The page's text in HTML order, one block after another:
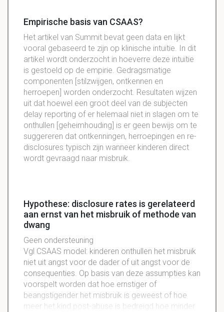
Empirische basis van CSAAS?
Het artikel van Summit bevat geen data en lijkt
vooral gebaseerd te zijn op klinische intuïtie. In dit
artikel wordt onderzocht in hoeverre deze intuïtie
is gestoeld op de empirie. Gedragsmatige
componenten [stilzwijgen, ontkennen en
herroepen] worden onderzocht. Resultaten wijzen
uit dat hoewel een groot deel van de subjecten
delay reporting of er helemaal niet in slagen om te
onthullen [geheimhouding] is er geen bewijs om te
suggereren dat ontkenningen, herroepingen en re-
disclosures typisch zijn wanneer kinderen direct
wordt gevraagd naar misbruik.
Hypothese: disclosure rates is gerelateerd
aan ernst van het misbruik of methode van
dwang
Geen ondersteuning
Vgl CSAAS model: kinderen onthullen het misbruik
niet uit angst voor de dader of uit angst voor de
consequenties. Op basis van deze assumpties kan
voorspelt worden dat hoe ernstiger of
beangstigender het misbruik is geweest of hoe
meer het kind post-abuse is bedreigd hoe minder